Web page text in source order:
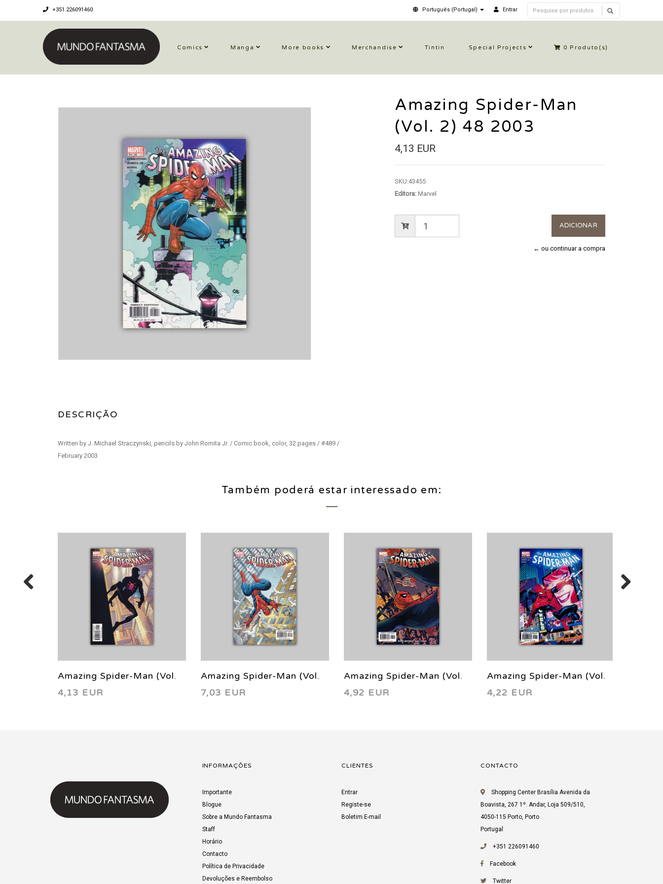
+351 226091460 Português (Portugal) Entrar
Comics Manga More books Merchandise Tintin Special Projects 0 Produto(s)
DESCRIÇÃO
Written by J. Michael Straczynski, pencils by John Romita Jr. / Comic book, color, 32 pages / #489 /
February 2003
Amazing Spider-Man
(Vol. 2) 48 2003
4,13 EUR
SKU:43455
Editora:Marvel
← ou continuar a compra
Também poderá estar interessado em:
Amazing Spider-Man (Vol.
2) 49 2003
4,13 EUR
Amazing Spider-Man (Vol.
2) 47 2003
7,03 EUR
Amazing Spider-Man (Vol.
2) 57 2003
4,92 EUR
Amazing Spider-Man (Vol.
2) 54 2003
4,22 EUR
INFORMAÇÕES
Importante
Blogue
Sobre a Mundo Fantasma
Staff
Horário
Contacto
Política de Privacidade
Devoluções e Reembolso
CLIENTES
Entrar
Registe-se
Boletim E-mail
CONTACTO
Shopping Center Brasília Avenida da
Boavista, 267 1º. Andar, Loja 509/510,
4050-115 Porto, Porto
Portugal
+351 226091460
Facebook
Twitter